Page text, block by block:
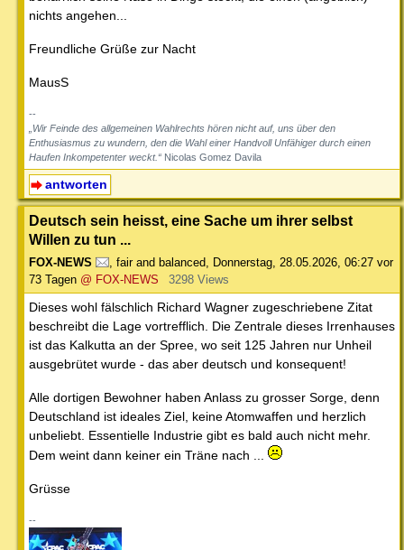
nichts angehen...
Freundliche Grüße zur Nacht
MausS
--
„Wir Feinde des allgemeinen Wahlrechts hören nicht auf, uns über den
Enthusiasmus zu wundern, den die Wahl einer Handvoll Unfähiger durch einen
Haufen Inkompetenter weckt.“ Nicolas Gomez Davila
antworten
Deutsch sein heisst, eine Sache um ihrer selbst
Willen zu tun ...
FOX-NEWS , fair and balanced, Donnerstag, 28.05.2026, 06:27 vor
73 Tagen @ FOX-NEWS 3298 Views
Dieses wohl fälschlich Richard Wagner zugeschriebene Zitat
beschreibt die Lage vortrefflich. Die Zentrale dieses Irrenhauses
ist das Kalkutta an der Spree, wo seit 125 Jahren nur Unheil
ausgebrütet wurde - das aber deutsch und konsequent!
Alle dortigen Bewohner haben Anlass zu grosser Sorge, denn
Deutschland ist ideales Ziel, keine Atomwaffen und herzlich
unbeliebt. Essentielle Industrie gibt es bald auch nicht mehr.
Dem weint dann keiner ein Träne nach ...
Grüsse
--